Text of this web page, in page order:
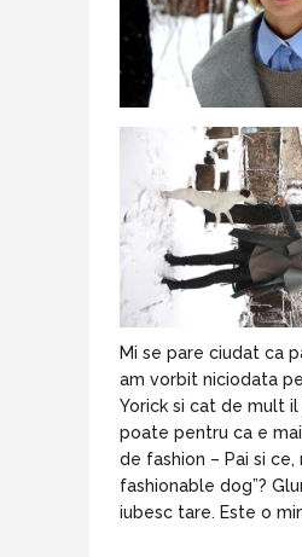
Mi se pare ciudat ca
am vorbit niciodata
Yorick si cat de mult il
poate pentru ca e
de fashion – Pai si ce,
fashionable dog”?
iubesc tare. Este o